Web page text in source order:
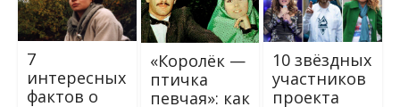
7
интересных
фактов о
«Королёк —
птичка
певчая»: как
10 звёздных
участников
проекта